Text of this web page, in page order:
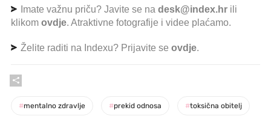
Imate važnu priču? Javite se na desk@index.hr ili
klikom ovdje. Atraktivne fotografije i videe plaćamo.
Želite raditi na Indexu? Prijavite se ovdje.
#mentalno zdravlje #prekid odnosa #toksična obitelj